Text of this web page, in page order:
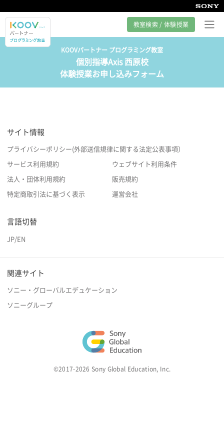
教室検索 / 体験授業
プログラミング教室とは
カリキュラム紹介
サポート
KOOVパートナー プログラミング教室
個別指導Axis 西原校
体験授業お申し込みフォーム
サイト情報
プライバシーポリシー(外部送信規律に関する法定公表事項）
サービス利用規約 ウェブサイト利用条件
法人・団体利用規約 販売規約
特定商取引法に基づく表示 運営会社
言語切替
JP/EN
関連サイト
ソニー・グローバルエデュケーション
ソニーグループ
©2017-2026 Sony Global Education, Inc.